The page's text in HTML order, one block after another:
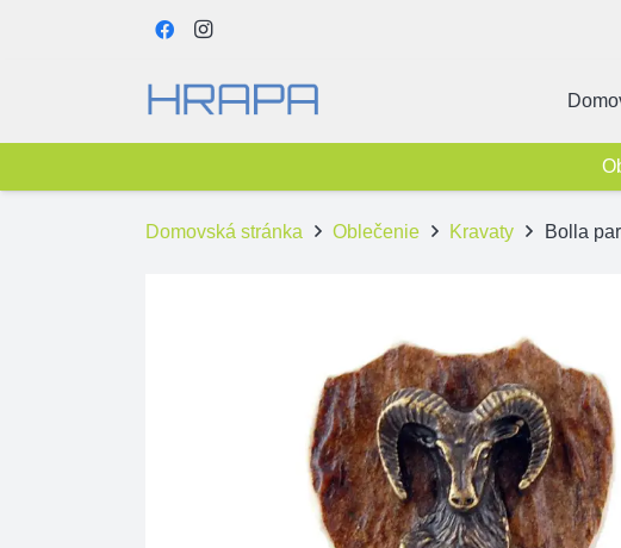
Domovská stránka Oblečenie Kravaty Bolla